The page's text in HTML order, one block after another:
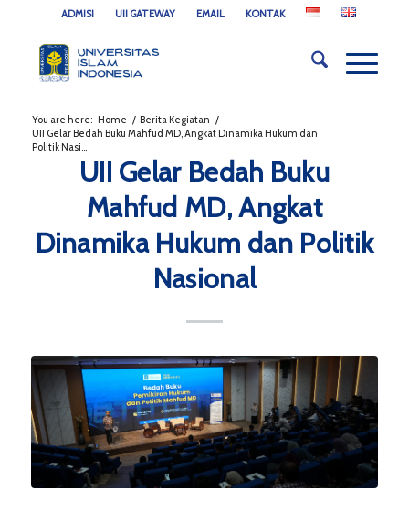
ADMISI UII GATEWAY EMAIL KONTAK
You are here: Home / Berita Kegiatan /
UII Gelar Bedah Buku Mahfud MD, Angkat Dinamika Hukum dan
Politik Nasi...
UII Gelar Bedah Buku
Mahfud MD, Angkat
Dinamika Hukum dan Politik
Nasional